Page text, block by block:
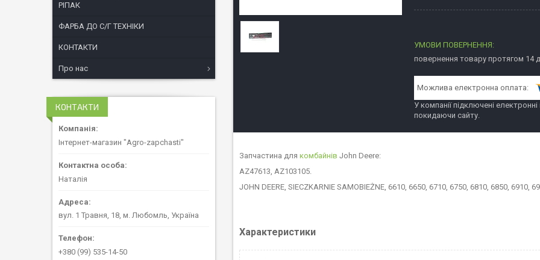
повернення товару протягом 14
У компанії підключені
покидаючи сайту.
Запчастина для комбайнів John Deere:
AZ47613, AZ103105.
JOHN DEERE, SIECZKARNIE SAMOBIEŻNE, 6610, 6650, 6710, 6750, 6810, 6850, 6910,
Характеристики
РІПАК
ФАРБА ДО С/Г ТЕХНІКИ
КОНТАКТИ
Про нас
КОНТАКТИ
Інтернет-магазин "Agro-zapchasti"
Наталія
вул. 1 Травня, 18, м. Любомль, Україна
+380 (99) 535-14-50